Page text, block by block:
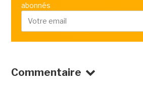
abonnés
Commentaire